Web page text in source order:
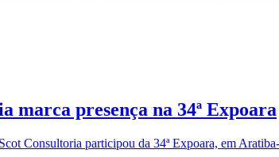
marca presença na 34ª Expoara
Consultoria participou da 34ª Expoara, em